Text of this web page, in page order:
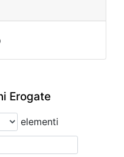
Erogate
elementi